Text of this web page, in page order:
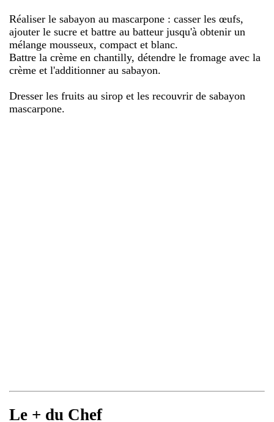
Réaliser le sabayon au mascarpone : casser les œufs,
ajouter le sucre et battre au batteur jusqu'à obtenir un
mélange mousseux, compact et blanc.
Battre la crème en chantilly, détendre le fromage avec la
crème et l'additionner au sabayon.
Dresser les fruits au sirop et les recouvrir de sabayon
mascarpone.
Le + du Chef